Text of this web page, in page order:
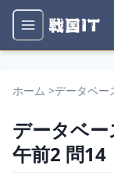
ホーム >データベー
データベ
午前2 問14